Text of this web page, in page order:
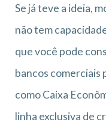
Se já teve a ideia,
não tem
que você pode
bancos comerciais
como Caixa
linha exclusiva de